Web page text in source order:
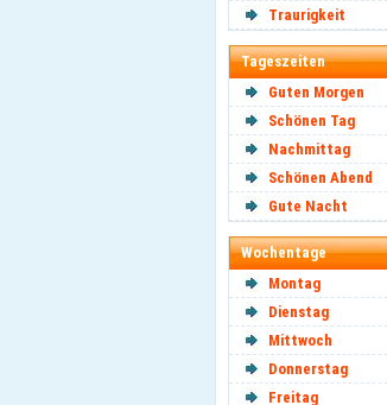
Traurigkeit
Tageszeiten
Guten Morgen
Schönen Tag
Nachmittag
Schönen Abend
Gute Nacht
Wochentage
Montag
Dienstag
Mittwoch
Donnerstag
Freitag